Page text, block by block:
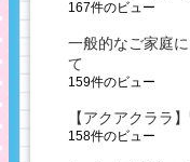
167件のビュー
一般的なご家庭
て
159件のビュー
【アクアクララ
158件のビュー